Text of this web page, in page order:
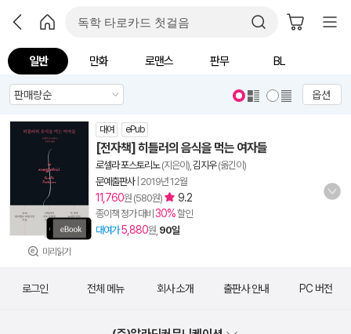
일반 만화 로맨스 판무 BL
옵션
미리읽기
대여 ePub
[전자책] 히틀러의 음식을 먹는 여자들
로셀라 포스토리노(지은이), 김지우(옮긴이)
문예출판사| 2019년 12월
11,760원 (580원) 9.2
종이책 정가 대비 30%할인
대여가 5,880원, 90일
로그인 전체 메뉴 회사 소개 출판사 안내 PC 버전